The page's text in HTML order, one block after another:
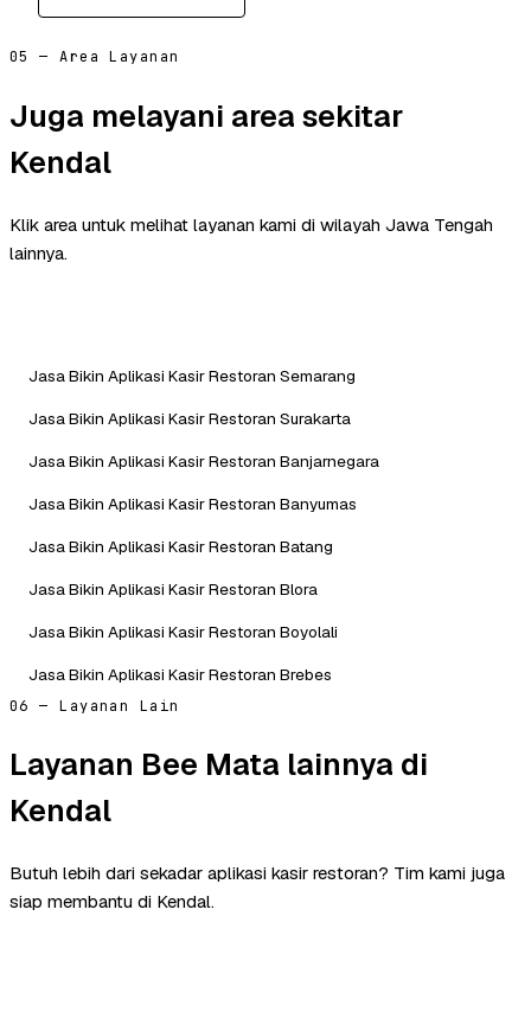
05 — Area Layanan
Juga melayani area sekitar
Kendal
Klik area untuk melihat layanan kami di wilayah Jawa Tengah
lainnya.
Jasa Bikin Aplikasi Kasir Restoran Semarang
Jasa Bikin Aplikasi Kasir Restoran Surakarta
Jasa Bikin Aplikasi Kasir Restoran Banjarnegara
Jasa Bikin Aplikasi Kasir Restoran Banyumas
Jasa Bikin Aplikasi Kasir Restoran Batang
Jasa Bikin Aplikasi Kasir Restoran Blora
Jasa Bikin Aplikasi Kasir Restoran Boyolali
Jasa Bikin Aplikasi Kasir Restoran Brebes
06 — Layanan Lain
Layanan Bee Mata lainnya di
Kendal
Butuh lebih dari sekadar aplikasi kasir restoran? Tim kami juga
siap membantu di Kendal.